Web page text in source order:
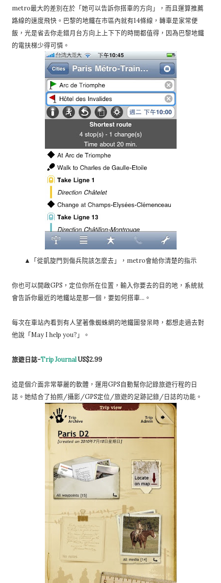
metro最大的差別在於「她可以告訴你搭車的方向」，而且運算推薦
路線的速度飛快。巴黎的地鐵在市區內就有14條線，轉車是家常便
飯，光是省去你走錯月台方向上上下下的時間都值得，因為巴黎地鐵
的電扶梯少得可憐。
▲「從凱旋門到傷兵院該怎麼去」，metro會給你清楚的指示
你也可以開啟GPS，定位你所在位置，輸入你要去的目的地，系統就
會告訴你最近的地鐵站是那一個，要如何搭車…。
每次在車站內看到有人望著像蜘蛛網的地鐵圖發呆時，都想走過去對
他說「May I help you?」。
旅遊日誌-Trip JournalUS$2.99
這是個介面非常華麗的軟體，運用GPS自動幫你記錄旅遊行程的日
誌。她結合了拍照/攝影/GPS定位/旅遊的足跡記錄/日誌的功能。